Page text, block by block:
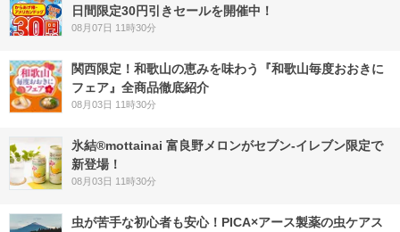
日間限定30円引きセールを開催中！
08月07日 11時30分
関西限定！和歌山の恵みを味わう『和歌山毎度おおきに
フェア』全商品徹底紹介
08月03日 11時30分
氷結®mottainai 富良野メロンがセブン‐イレブン限定で
新登場！
08月03日 11時30分
虫が苦手な初心者も安心！PICA×アース製薬の虫ケアス